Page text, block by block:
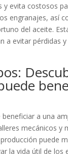
y evita costosos
engranajes, así
del aceite.
a evitar pérdidas
a una
mecánicos y
puede
la vida útil de los